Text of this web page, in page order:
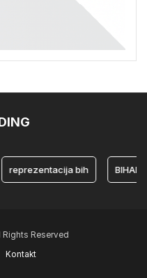
bih BIHAMK
Reserved
Kontakt